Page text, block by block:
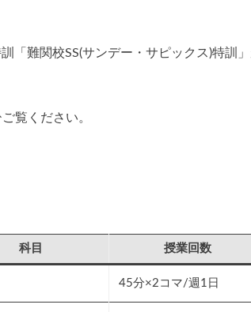
「難関校SS(サンデー・サピックス)特訓
覧ください。
科目 授業回数
45分×2コマ/週1日